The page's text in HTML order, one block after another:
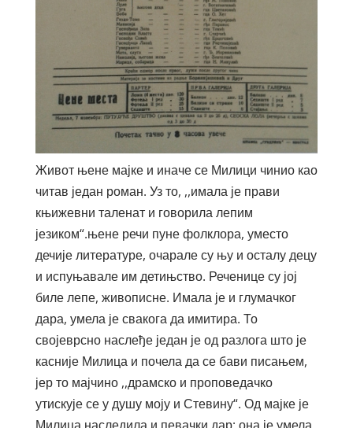
Живот њене мајке и иначе се Милици чинио као
читав један роман. Уз то, ,,имала је прави
књижевни таленат и говорила лепим
језиком“.њене речи пуне фолклора, уместо
дечије литературе, очарале су њу и осталу децу
и испуњавале им детињство. Реченице су јој
биле лепе, живописне. Имала је и глумачког
дара, умела је свакога да имитира. То
својеврсно наслеђе један је од разлога што је
касније Милица и почела да се бави писањем,
јер то мајчино ,,драмско и проповедачко
утискује се у душу моју и Стевину“. Од мајке је